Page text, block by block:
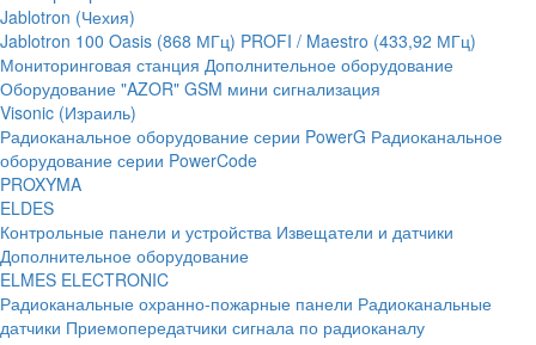
Jablotron (Чехия)
Jablotron 100 Oasis (868 МГц) PROFI / Maestro (433,92 МГц)
Мониторинговая станция Дополнительное оборудование
Оборудование "AZOR" GSM мини сигнализация
Visonic (Израиль)
Радиоканальное оборудование серии PowerG Радиоканальное
оборудование серии PowerCode
PROXYMA
ELDES
Контрольные панели и устройства Извещатели и датчики
Дополнительное оборудование
ELMES ELECTRONIC
Радиоканальные охранно-пожарные панели Радиоканальные
датчики Приемопередатчики сигнала по радиоканалу